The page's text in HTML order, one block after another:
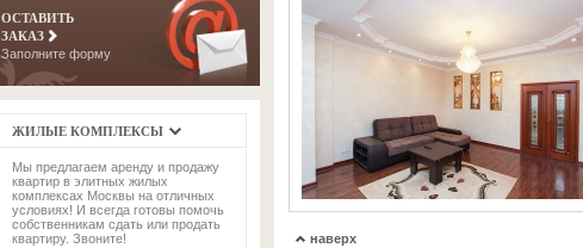
ОСТАВИТЬ
ЗАКАЗ
Заполните форму
ЖИЛЫЕ КОМПЛЕКСЫ
Мы предлагаем аренду и продажу
квартир в элитных жилых
комплексах Москвы на отличных
условиях! И всегда готовы помочь
собственникам сдать или продать
квартиру. Звоните!
наверх